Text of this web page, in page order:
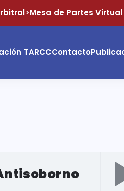
>Mesa de Partes Virtual
TARCCContacto